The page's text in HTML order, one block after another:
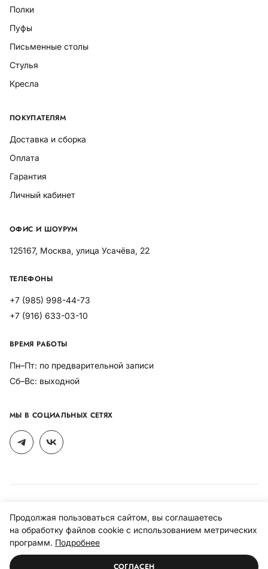
Полки
Пуфы
Письменные столы
Стулья
Кресла
ПОКУПАТЕЛЯМ
Доставка и сборка
Оплата
Гарантия
Личный кабинет
ОФИС И ШОУРУМ
125167, Москва, улица Усачёва, 22
ТЕЛЕФОНЫ
+7 (985) 998-44-73
+7 (916) 633-03-10
ВРЕМЯ РАБОТЫ
Пн–Пт: по предварительной записи
Сб–Вс: выходной
МЫ В СОЦИАЛЬНЫХ СЕТЯХ
© 1998–2026 R-interior.ru, все права защищены.
Политика использования файлов cookies
Разработано
Продолжая пользоваться сайтом, вы соглашаетесь
на обработку файлов cookie с использованием метрических
программ. Подробнее
СОГЛАСЕН